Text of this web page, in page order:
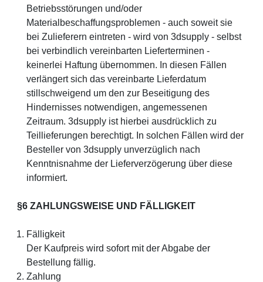
Betriebsstörungen und/oder
Materialbeschaffungsproblemen - auch soweit sie
bei Zulieferern eintreten - wird von 3dsupply - selbst
bei verbindlich vereinbarten Lieferterminen -
keinerlei Haftung übernommen. In diesen Fällen
verlängert sich das vereinbarte Lieferdatum
stillschweigend um den zur Beseitigung des
Hindernisses notwendigen, angemessenen
Zeitraum. 3dsupply ist hierbei ausdrücklich zu
Teillieferungen berechtigt. In solchen Fällen wird der
Besteller von 3dsupply unverzüglich nach
Kenntnisnahme der Lieferverzögerung über diese
informiert.
§6 ZAHLUNGSWEISE UND FÄLLIGKEIT
Fälligkeit
Der Kaufpreis wird sofort mit der Abgabe der
Bestellung fällig.
Zahlung